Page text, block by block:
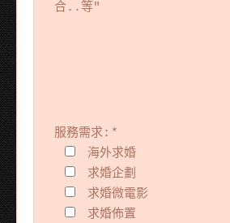
合..等"
服務需求: *
海外求婚
求婚企劃
求婚微電影
求婚佈置